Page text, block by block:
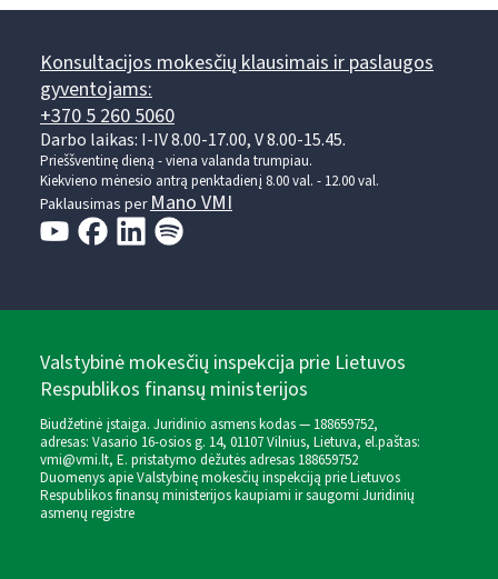
Konsultacijos mokesčių klausimais ir paslaugos
gyventojams:
+370 5 260 5060
Darbo laikas: I-IV 8.00-17.00, V 8.00-15.45.
Prieššventinę dieną - viena valanda trumpiau.
Kiekvieno mėnesio antrą penktadienį 8.00 val. - 12.00 val.
Paklausimas perMano VMI
Valstybinė mokesčių inspekcija prie Lietuvos
Respublikos finansų ministerijos
Biudžetinė įstaiga. Juridinio asmens kodas — 188659752,
adresas: Vasario 16-osios g. 14, 01107 Vilnius, Lietuva, el.paštas:
vmi@vmi.lt, E. pristatymo dėžutės adresas 188659752
Duomenys apie Valstybinę mokesčių inspekciją prie Lietuvos
Respublikos finansų ministerijos kaupiami ir saugomi Juridinių
asmenų registre